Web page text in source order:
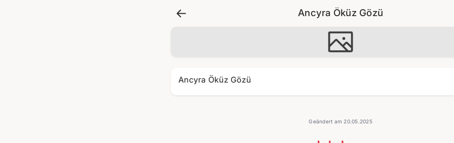
Ancyra Öküz Gözü
Ancyra Öküz Gözü
Geändert am 20.05.2025